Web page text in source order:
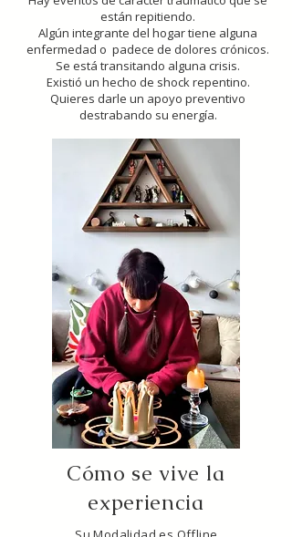
están repitiendo.
Algún integrante del hogar tiene alguna
enfermedad o padece de dolores crónicos.
Se está transitando alguna crisis.
Existió un hecho de shock repentino.
Quieres darle un apoyo preventivo
destrabando su energía.
Cómo se vive la
experiencia